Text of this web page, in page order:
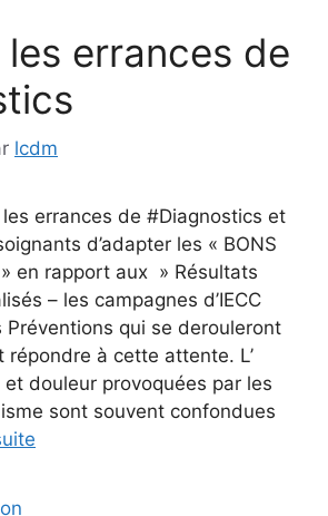
les errances de
lcdm
errances de #Diagnostics et
d’adapter les « BONS
» en rapport aux » Résultats
– les campagnes d’IECC
Préventions qui se derouleront
répondre à cette attente. L’
douleur provoquées par les
sont souvent confondues